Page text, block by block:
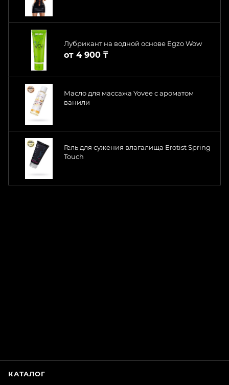
Лубрикант на водной основе Egzo Wow
от 4 900 ₸
Масло для массажа Yovee с ароматом
ванили
Гель для сужения влагалища Erotist Spring
Touch
КАТАЛОГ